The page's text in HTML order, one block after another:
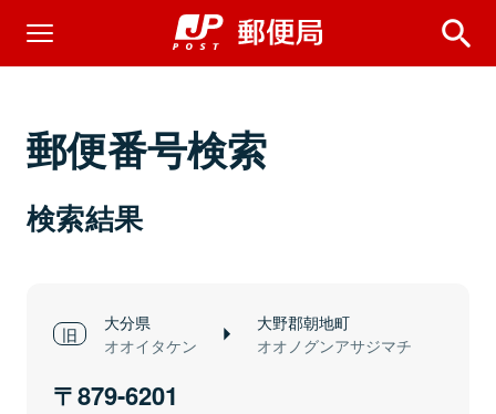
郵便番号検索
検索結果
大分県
オオイタケン
大野郡朝地町
オオノグンアサジマチ
879-6201